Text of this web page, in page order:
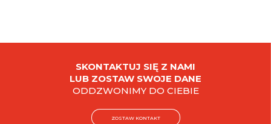
SKONTAKTUJ SIĘ Z NAMI
LUB ZOSTAW SWOJE DANE
ODDZWONIMY DO CIEBIE
ZOSTAW KONTAKT